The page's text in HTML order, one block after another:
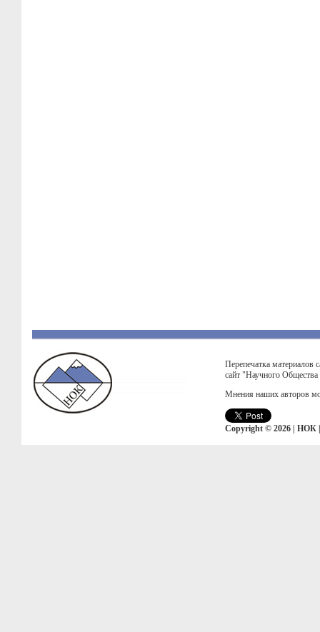
Перепечатка материалов
сайт "Научного
Мнения наших авторов
Copyright © 2026 | НОК